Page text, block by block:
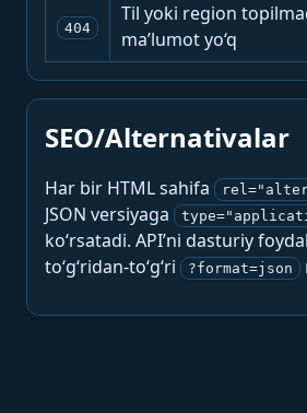
404
Til yoki region
ma’lumot yo‘q
SEO/Alternativalar
Har bir HTML sahifa
JSON versiyaga
ko‘rsatadi. API’ni dasturiy
to‘g‘ridan-to‘g‘ri
?format=json